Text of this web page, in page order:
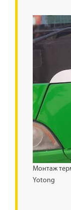
Монтаж
Yotong